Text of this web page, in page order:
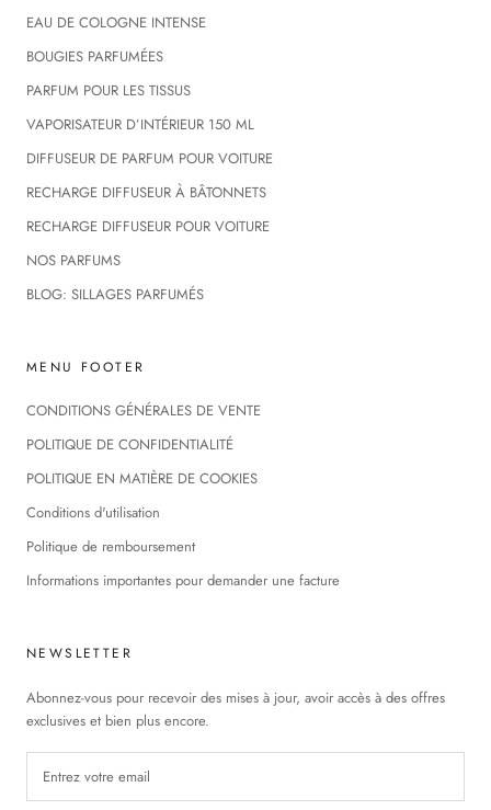
EAU DE COLOGNE INTENSE
BOUGIES PARFUMÉES
PARFUM POUR LES TISSUS
VAPORISATEUR D’INTÉRIEUR 150 ML
DIFFUSEUR DE PARFUM POUR VOITURE
RECHARGE DIFFUSEUR À BÂTONNETS
RECHARGE DIFFUSEUR POUR VOITURE
NOS PARFUMS
BLOG: SILLAGES PARFUMÉS
MENU FOOTER
CONDITIONS GÉNÉRALES DE VENTE
POLITIQUE DE CONFIDENTIALITÉ
POLITIQUE EN MATIÈRE DE COOKIES
Conditions d'utilisation
Politique de remboursement
Informations importantes pour demander une facture
NEWSLETTER
Abonnez-vous pour recevoir des mises à jour, avoir accès à des offres
exclusives et bien plus encore.